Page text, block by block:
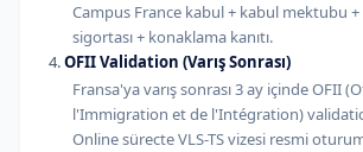
Campus France kabul + kabul mektubu +
sigortası + konaklama kanıtı.
OFII Validation (Varış Sonrası)
Fransa'ya varış sonrası 3 ay içinde OFII
l'Immigration et de l'Intégration)
Online sürecte VLS-TS vizesi resmi